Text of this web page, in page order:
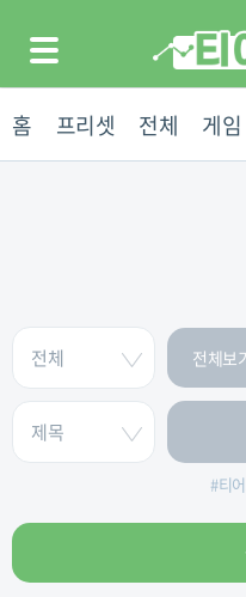
홈 프리셋 전체 게임
전체보
#티